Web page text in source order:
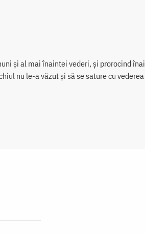
și al mai înaintei vederi, și prorocind
nu le-a văzut și să se sature cu